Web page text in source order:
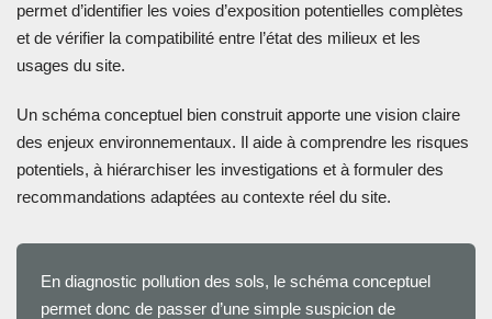
permet d’identifier les voies d’exposition potentielles complètes
et de vérifier la compatibilité entre l’état des milieux et les
usages du site.
Un schéma conceptuel bien construit apporte une vision claire
des enjeux environnementaux. Il aide à comprendre les risques
potentiels, à hiérarchiser les investigations et à formuler des
recommandations adaptées au contexte réel du site.
En diagnostic pollution des sols, le schéma conceptuel
permet donc de passer d’une simple suspicion de